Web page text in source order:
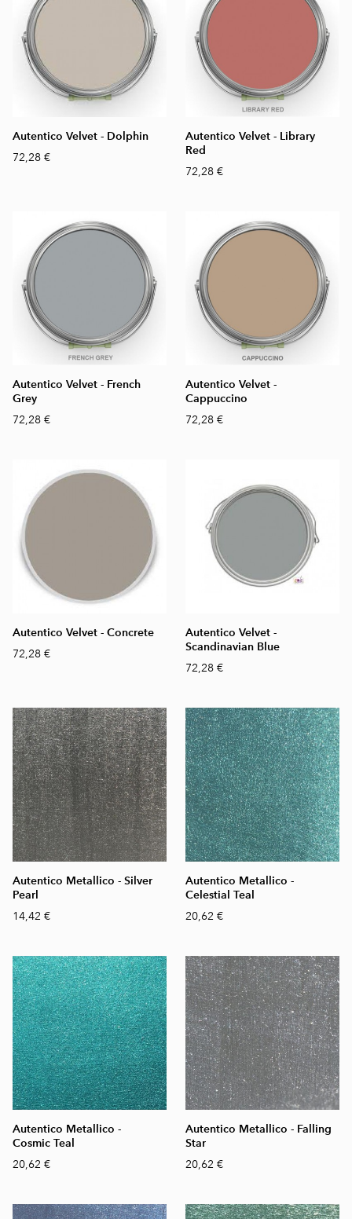
Autentico Velvet - Dolphin
72,28 €
Autentico Velvet - Library
Red
72,28 €
Autentico Velvet - French
Grey
72,28 €
Autentico Velvet -
Cappuccino
72,28 €
Autentico Velvet - Concrete
72,28 €
Autentico Velvet -
Scandinavian Blue
72,28 €
Autentico Metallico - Silver
Pearl
14,42 €
Autentico Metallico -
Celestial Teal
20,62 €
Autentico Metallico -
Cosmic Teal
20,62 €
Autentico Metallico - Falling
Star
20,62 €